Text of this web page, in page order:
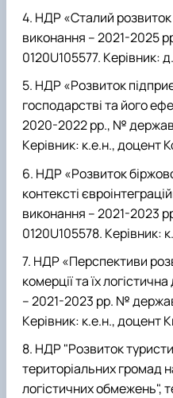
НДР «Сталий розвиток
виконання – 2021-2025
0120U105577. Керівник:
НДР «Розвиток
господарстві та його
2020-2022 рр., №
Керівник: к.е.н., доцент
НДР «Розвиток
контексті
виконання – 2021-2023
0120U105578. Керівник:
НДР «Перспективи
комерції та їх
– 2021-2023 рр. №
Керівник: к.е.н., доцент
НДР "Розвиток
територіальних громад
логістичних обмежень",